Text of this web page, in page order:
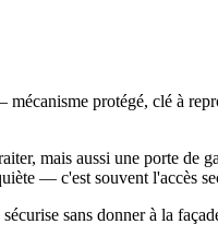
protégé, clé à
mais aussi une porte de
— c'est souvent l'accès
sans donner à la